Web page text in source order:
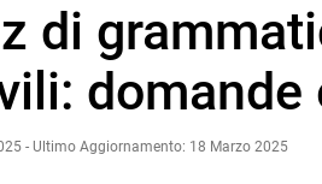
di
domande
- Ultimo Aggiornamento: 18 Marzo 2025